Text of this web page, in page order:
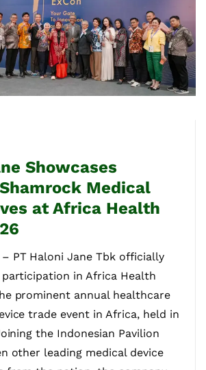
Showcases
Medical
at Africa Health
– PT Haloni Jane Tbk officially
in Africa Health
prominent annual healthcare
trade event in Africa, held in
the Indonesian Pavilion
other leading medical device